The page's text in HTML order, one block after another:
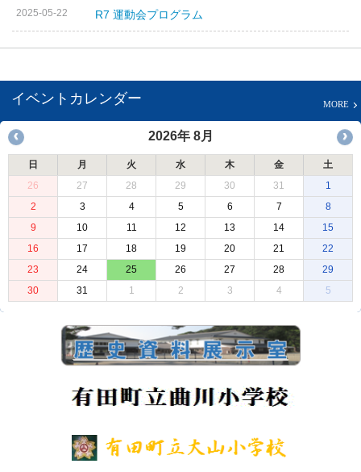
2025-05-22 R7 運動会プログラム
イベントカレンダー MORE
2026年 8月
日 月 火 水 木 金
土
26
27 28 29 30 31
1
2
3 4 5 6 7
8
9
10 11 12 13 14
15
16
17 18 19 20 21
22
23
24 25 26 27 28
29
30
31 1 2 3 4 5